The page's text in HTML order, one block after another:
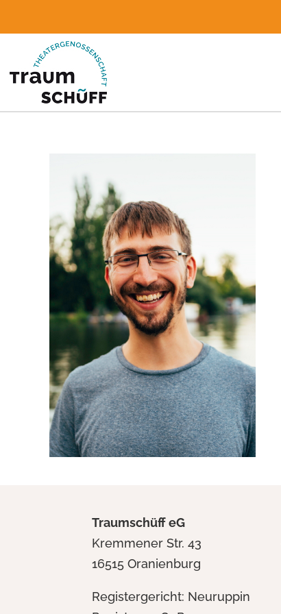
Traumschüff eG
Kremmener Str. 43
16515 Oranienburg
Registergericht: Neuruppin